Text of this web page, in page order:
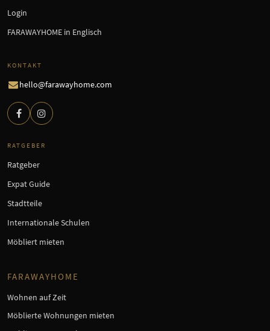
Login
FARAWAYHOME in Englisch
KONTAKT
hello@farawayhome.com
RATGEBER
Ratgeber
Expat Guide
Stadtteile
Internationale Schulen
Möbliert mieten
FARAWAYHOME
Wohnen auf Zeit
Möblierte Wohnungen mieten